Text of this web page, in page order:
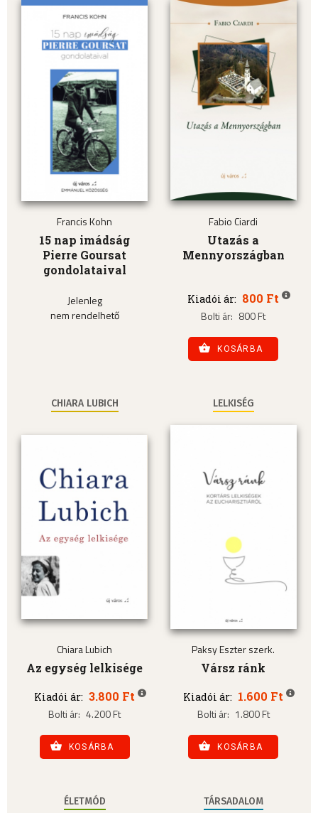
Francis Kohn
15 nap imádság
Pierre Goursat
gondolataival
Jelenleg
nem rendelhető
Fabio Ciardi
Utazás a
Mennyországban
Kiadói ár: 800 Ft
Bolti ár: 800 Ft
KOSÁRBA
CHIARA LUBICH
Chiara Lubich
Az egység lelkisége
Kiadói ár: 3.800 Ft
Bolti ár: 4.200 Ft
KOSÁRBA
LELKISÉG
Paksy Eszter szerk.
Vársz ránk
Kiadói ár: 1.600 Ft
Bolti ár: 1.800 Ft
KOSÁRBA
ÉLETMÓD TÁRSADALOM